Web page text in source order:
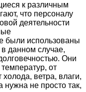
к различным
что персоналу
деятельности
были использованы
данном случае,
Они
от
ветра, влаги,
нужна не просто так,